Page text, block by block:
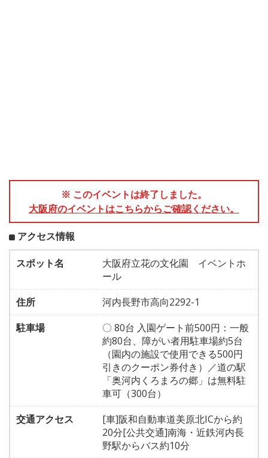
※ このイベントは終了しました。
大阪府のイベントはこちらからご確認ください。
アクセス情報
スポット名
大阪府立花の文化園 イベントホ
ール
住所
河内長野市高向2292-1
駐車場
〇 80台 入園ゲート前500円：一般
約80台、障がい者用駐車場約5台
（園内の施設で使用できる500円
引きのクーポン券付き）／道の駅
「奥河内くろまろの郷」は無料駐
車可（300台）
交通アクセス
[車]阪和自動車道美原北ICから約
20分[公共交通]南海・近鉄河内長
野駅からバス約10分